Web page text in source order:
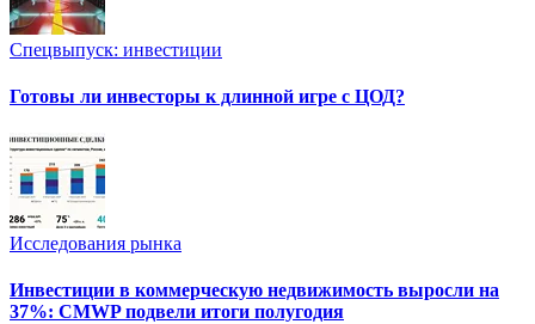
Спецвыпуск: инвестиции
Готовы ли инвесторы к длинной игре с ЦОД?
Исследования рынка
Инвестиции в коммерческую недвижимость выросли на
37%: CMWP подвели итоги полугодия